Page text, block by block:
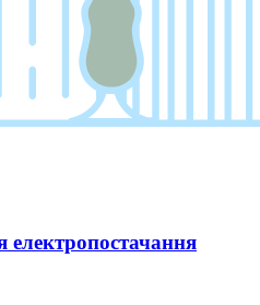
електропостачання